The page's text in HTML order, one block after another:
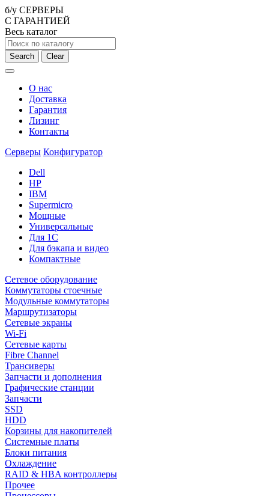
б/у СЕРВЕРЫ
С ГАРАНТИЕЙ
Весь каталог
Search Clear
О нас
Доставка
Гарантия
Лизинг
Контакты
Серверы Конфигуратор
Dell
HP
IBM
Supermicro
Мощные
Универсальные
Для 1С
Для бэкапа и видео
Компактные
Сетевое оборудование
Коммутаторы стоечные
Модульные коммутаторы
Маршрутизаторы
Сетевые экраны
Wi-Fi
Сетевые карты
Fibre Channel
Трансиверы
Запчасти и дополнения
Графические станции
Запчасти
SSD
HDD
Корзины для накопителей
Системные платы
Блоки питания
Охлаждение
RAID & HBA контроллеры
Прочее